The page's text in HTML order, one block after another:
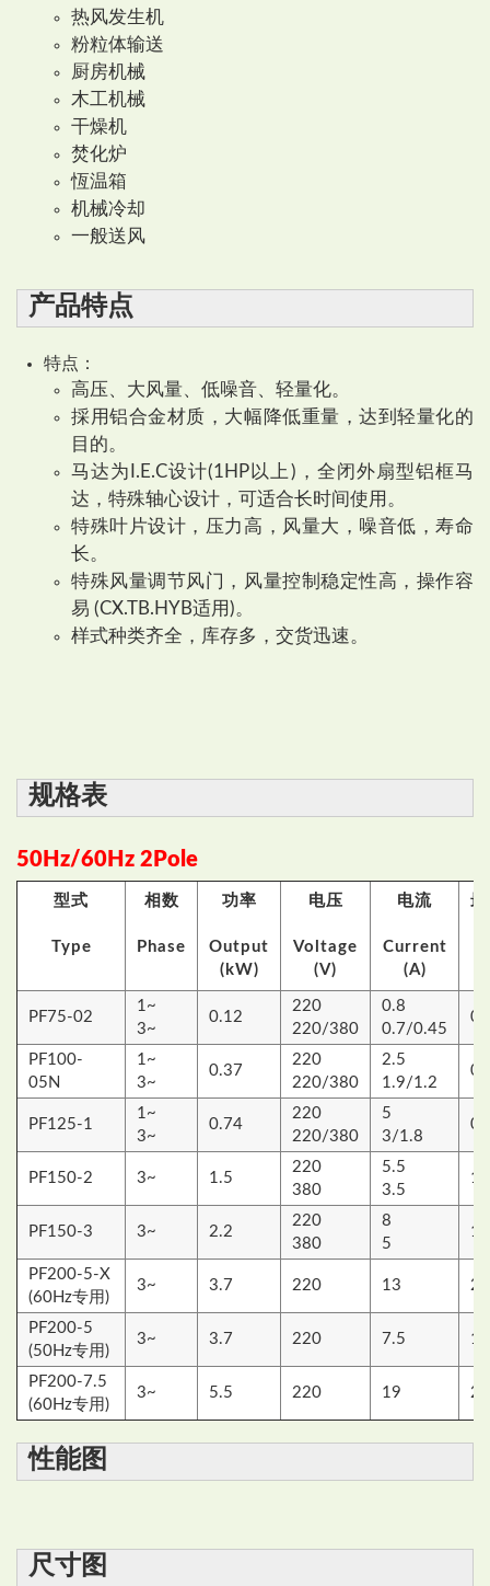
热风发生机
粉粒体输送
厨房机械
木工机械
干燥机
焚化炉
恆温箱
机械冷却
一般送风
产品特点
特点：
高压、大风量、低噪音、轻量化。
採用铝合金材质，大幅降低重量，达到轻量化的
目的。
马达为I.E.C设计(1HP以上)，全闭外扇型铝框马
达，特殊轴心设计，可适合长时间使用。
特殊叶片设计，压力高，风量大，噪音低，寿命
长。
特殊风量调节风门，风量控制稳定性高，操作容
易 (CX.TB.HYB适用)。
样式种类齐全，库存多，交货迅速。
规格表
50Hz/60Hz 2Pole
型式
Type
相数
Phase
功率
Output
(kW)
电压
Voltage
(V)
电流
Current
(A)
PF75-02
1~
3~
0.12
220
220/380
0.8
0.7/0.45
PF100-
05N
1~
3~
0.37
220
220/380
2.5
1.9/1.2
PF125-1
1~
3~
0.74
220
220/380
5
3/1.8
PF150-2 3~ 1.5
220
380
5.5
3.5
PF150-3 3~ 2.2
220
380
8
5
PF200-5-X
(60Hz专用)
3~ 3.7 220 13
PF200-5
(50Hz专用)
3~ 3.7 220 7.5
PF200-7.5
(60Hz专用)
3~ 5.5 220 19
性能图
尺寸图